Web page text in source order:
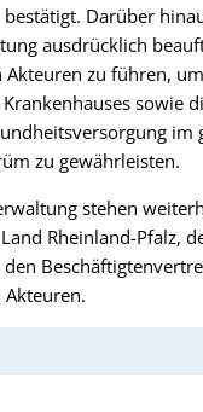
Darüber
ausdrücklich
zu führen,
sowie
im
zu gewährleisten.
stehen
Rheinland-Pfalz,